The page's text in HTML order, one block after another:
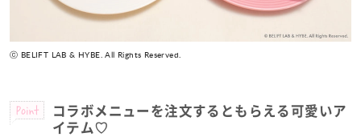
ⓒ BELIFT LAB & HYBE. All Rights Reserved.
Point
コラボメニューを注文するともらえる可愛いア
イテム♡